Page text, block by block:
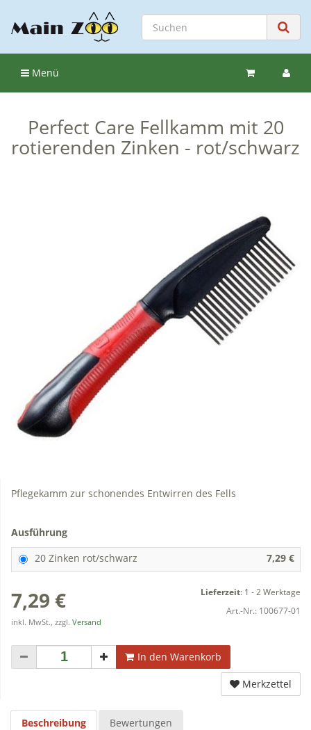
Menü
Perfect Care Fellkamm mit 20
rotierenden Zinken - rot/schwarz
Pflegekamm zur schonendes Entwirren des Fells
Ausführung
20 Zinken rot/schwarz
7,29 €
7,29 €
inkl. MwSt., zzgl. Versand
Lieferzeit: 1 - 2 Werktage
Art.-Nr.: 100677-01
In den Warenkorb
Merkzettel
Beschreibung Bewertungen